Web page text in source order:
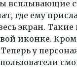
всплывающие
где ему
экран.
иконке.
у